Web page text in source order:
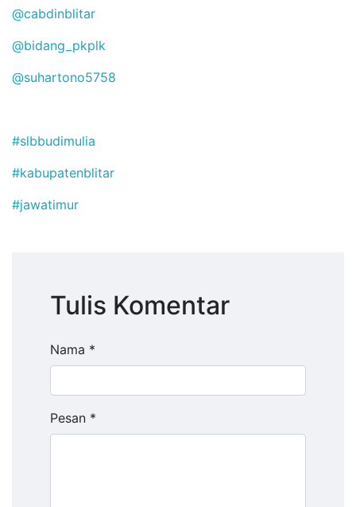
@cabdinblitar
@bidang_pkplk
@suhartono5758
#slbbudimulia
#kabupatenblitar
#jawatimur
Tulis Komentar
Nama *
Pesan *